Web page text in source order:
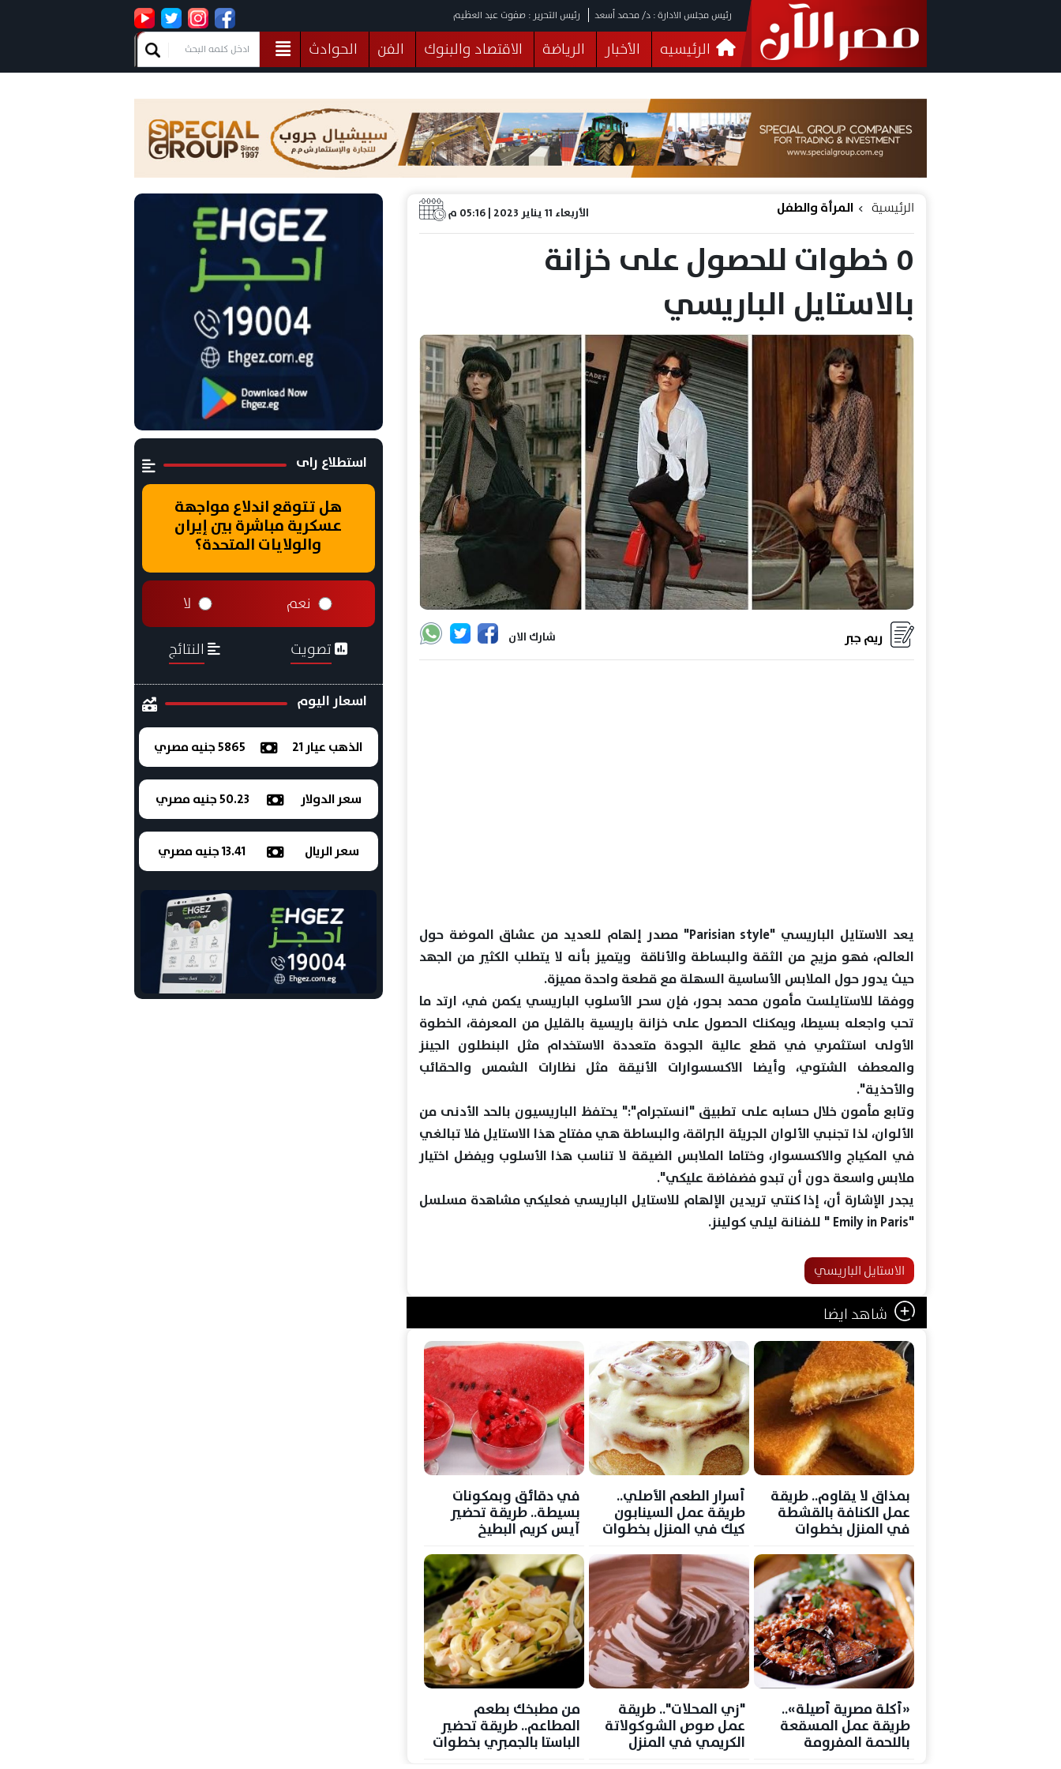
رئيس مجلس الادارة : د/ محمد أسعد رئيس التحرير : صفوت عبد العظيم
الرئيسيه الأخبار الرياضة الاقتصاد والبنوك الفن
الحوادث
فيديوهات
البرلمان صحة الثقافة خدمات منوعات
الأربعاء 11 يناير 2023 | 05:16 م الرئيسية المرأة والطفل
٥ خطوات للحصول على خزانة
بالاستايل الباريسي
شارك الان ريم جبر
يعد الاستايل الباريسي "Parisian style" مصدر إلهام للعديد من عشاق الموضة حول
العالم، فهو مزيج من الثقة والبساطة والأناقة ويتميز بأنه لا يتطلب الكثير من الجهد
حيث يدور حول الملابس الأساسية السهلة مع قطعة واحدة مميزة.
ووفقا للاستايلست مأمون محمد بحور، فإن سحر الأسلوب الباريسي يكمن في، ارتد ما
تحب واجعله بسيطا، ويمكنك الحصول على خزانة باريسية بالقليل من المعرفة، الخطوة
الأولى استثمري في قطع عالية الجودة متعددة الاستخدام مثل البنطلون الجينز
والمعطف الشتوي، وأيضا الاكسسوارات الأنيقة مثل نظارات الشمس والحقائب
والأحذية".
وتابع مأمون خلال حسابه على تطبيق "انستجرام":" يحتفظ الباريسيون بالحد الأدنى من
الألوان، لذا تجنبي الألوان الجريئة البراقة، والبساطة هي مفتاح هذا الاستايل فلا تبالغي
في المكياج والاكسسوار، وختاما الملابس الضيقة لا تناسب هذا الأسلوب ويفضل اختيار
ملابس واسعة دون أن تبدو فضفاضة عليكي".
يجدر الإشارة أن، إذا كنتي تريدين الإلهام للاستايل الباريسي فعليكي مشاهدة مسلسل
"Emily in Paris " للفنانة ليلي كولينز.
الاستايل الباريسي
شاهد ايضا
بمذاق لا يقاوم.. طريقة
عمل الكنافة بالقشطة
في المنزل بخطوات
أسرار الطعم الأصلي..
طريقة عمل السينابون
كيك في المنزل بخطوات
في دقائق وبمكونات
بسيطة.. طريقة تحضير
آيس كريم البطيخ
الصيف
«أكلة مصرية أصيلة»..
طريقة عمل المسقعة
باللحمة المفرومة
"زي المحلات".. طريقة
عمل صوص الشوكولاتة
الكريمي في المنزل
من مطبخك بطعم
المطاعم.. طريقة تحضير
الباستا بالجمبري بخطوات
استطلاع راى
هل تتوقع اندلاع مواجهة
عسكرية مباشرة بين إيران
والولايات المتحدة؟
نعم لا
تصويت النتائج
اسعار اليوم
الذهب عيار 21 5865 جنيه مصري
سعر الدولار 50.23 جنيه مصري
سعر الريال 13.41 جنيه مصري